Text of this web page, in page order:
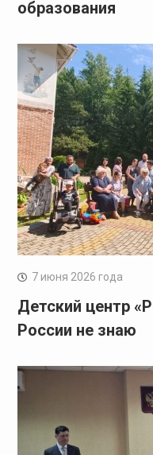
образования
7 июня 2026 года
Детский центр
России не знаю